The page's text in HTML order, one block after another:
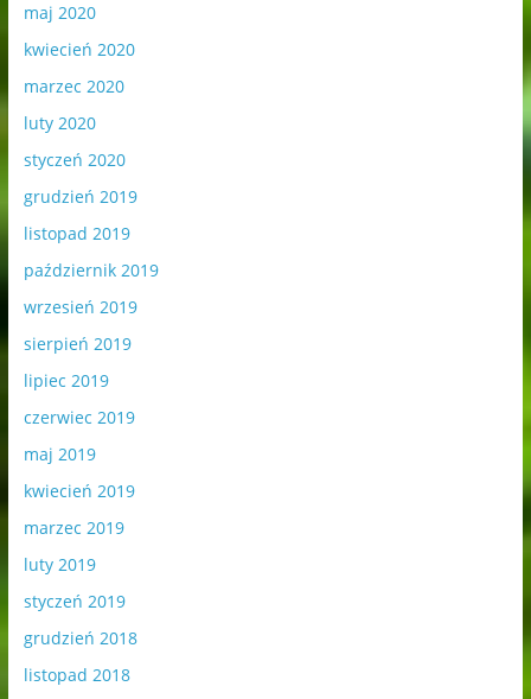
maj 2020
kwiecień 2020
marzec 2020
luty 2020
styczeń 2020
grudzień 2019
listopad 2019
październik 2019
wrzesień 2019
sierpień 2019
lipiec 2019
czerwiec 2019
maj 2019
kwiecień 2019
marzec 2019
luty 2019
styczeń 2019
grudzień 2018
listopad 2018